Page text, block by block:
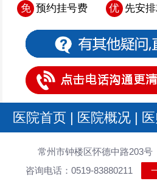
免 预约挂号费 优 先安
医院首页 | 医院概况 |
常州市钟楼区怀德中路203号
咨询电话：0519-83880211